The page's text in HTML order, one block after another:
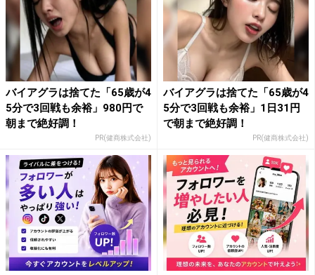
バイアグラは捨てた「65歳が4
5分で3回戦も余裕」980円で
朝まで絶好調！
PR(健商株式会社)
バイアグラは捨てた「65歳が4
5分で3回戦も余裕」1日31円
で朝まで絶好調！
PR(健商株式会社)